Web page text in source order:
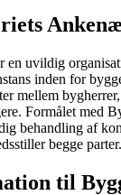
uvildig
inden for
mellem
Formålet med
behandling af
begge parter.
til